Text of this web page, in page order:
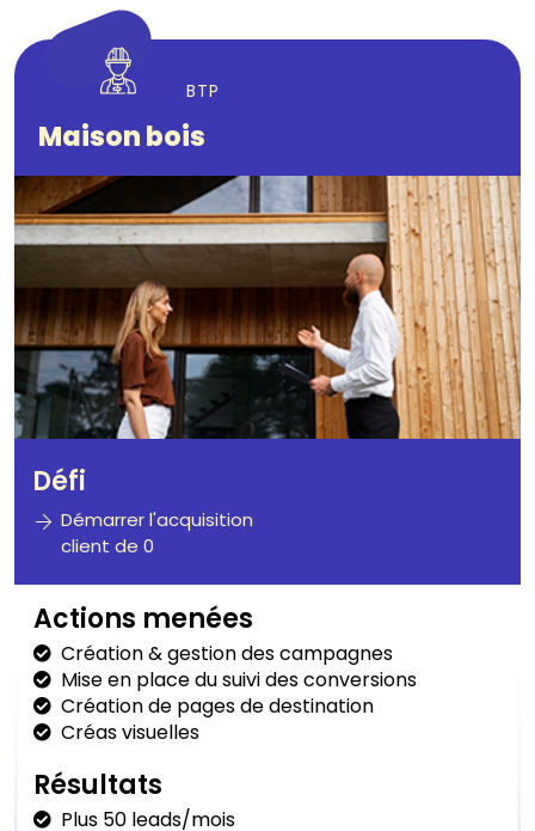
BTP
Maison bois
Défi
Démarrer l'acquisition
client de 0
Actions menées
Création & gestion des campagnes
Mise en place du suivi des conversions
Création de pages de destination
Créas visuelles
Résultats
Plus 50 leads/mois